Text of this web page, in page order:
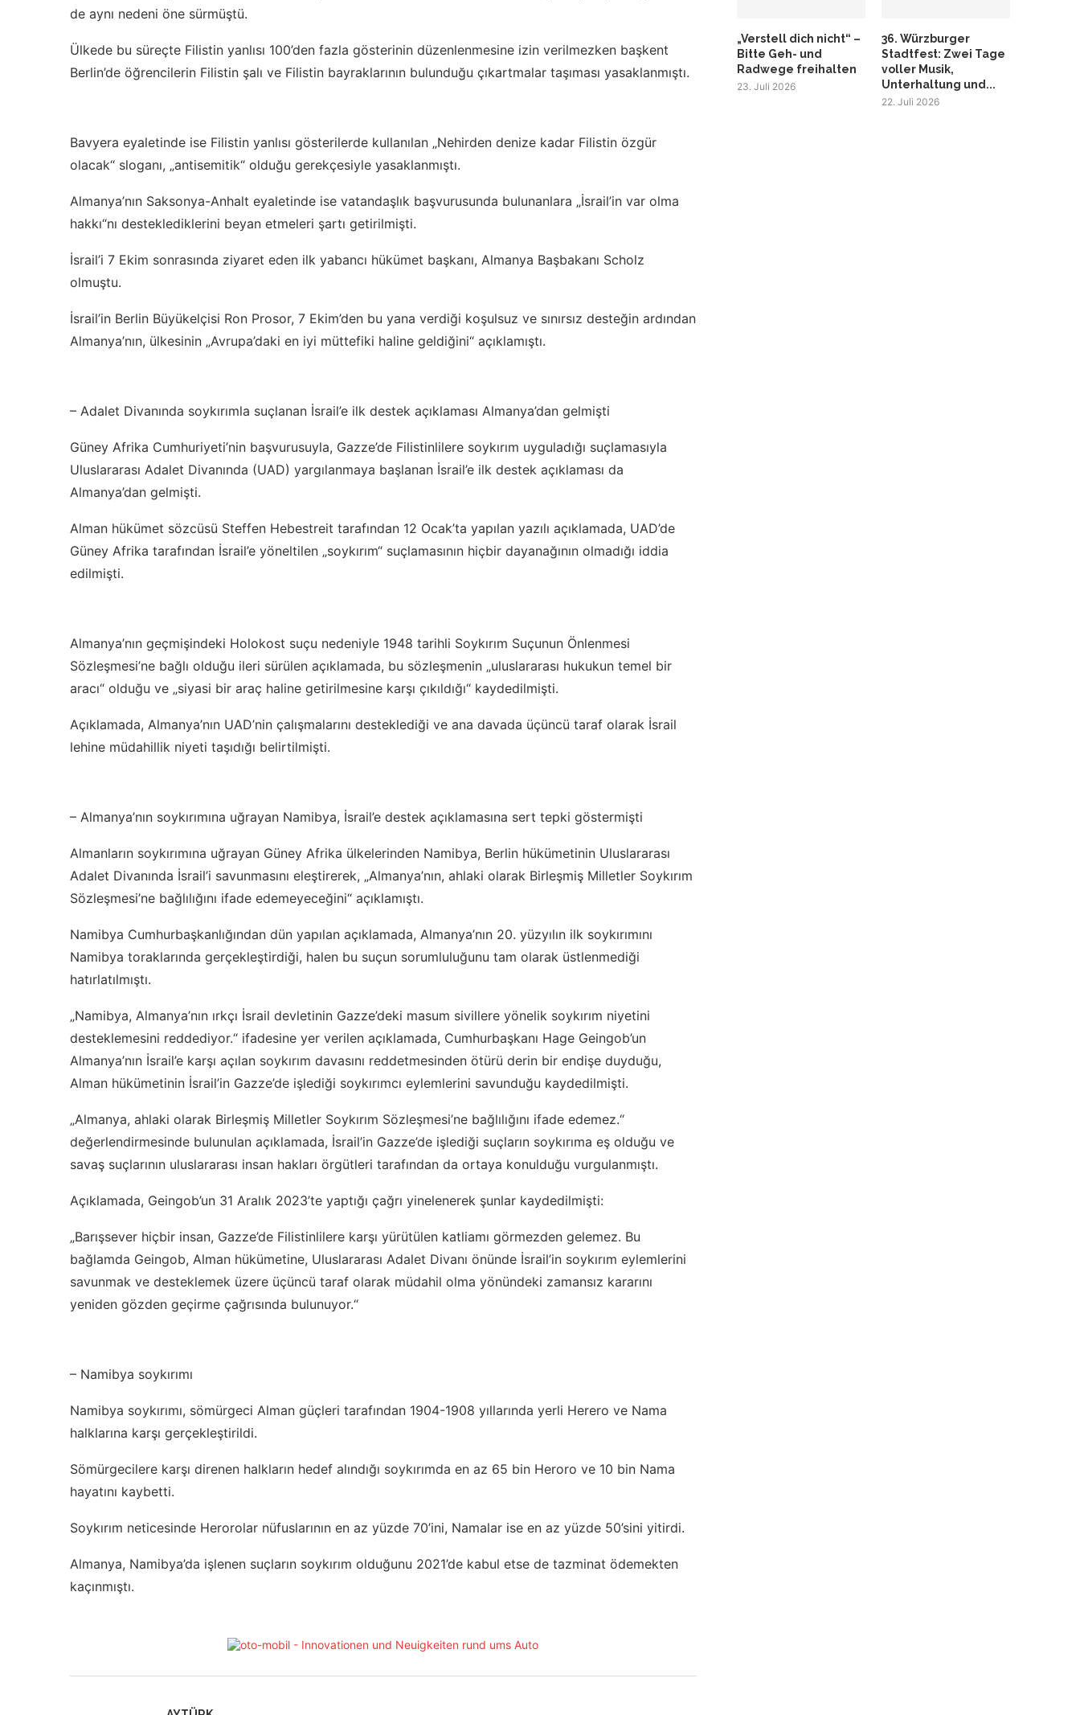
de aynı nedeni öne sürmüştü.
Ülkede bu süreçte Filistin yanlısı 100’den fazla gösterinin düzenlenmesine izin verilmezken başkent
Berlin’de öğrencilerin Filistin şalı ve Filistin bayraklarının bulunduğu çıkartmalar taşıması yasaklanmıştı.
Bavyera eyaletinde ise Filistin yanlısı gösterilerde kullanılan „Nehirden denize kadar Filistin özgür
olacak“ sloganı, „antisemitik“ olduğu gerekçesiyle yasaklanmıştı.
Almanya’nın Saksonya-Anhalt eyaletinde ise vatandaşlık başvurusunda bulunanlara „İsrail’in var olma
hakkı“nı desteklediklerini beyan etmeleri şartı getirilmişti.
İsrail’i 7 Ekim sonrasında ziyaret eden ilk yabancı hükümet başkanı, Almanya Başbakanı Scholz
olmuştu.
İsrail’in Berlin Büyükelçisi Ron Prosor, 7 Ekim’den bu yana verdiği koşulsuz ve sınırsız desteğin ardından
Almanya’nın, ülkesinin „Avrupa’daki en iyi müttefiki haline geldiğini“ açıklamıştı.
– Adalet Divanında soykırımla suçlanan İsrail’e ilk destek açıklaması Almanya’dan gelmişti
Güney Afrika Cumhuriyeti’nin başvurusuyla, Gazze’de Filistinlilere soykırım uyguladığı suçlamasıyla
Uluslararası Adalet Divanında (UAD) yargılanmaya başlanan İsrail’e ilk destek açıklaması da
Almanya’dan gelmişti.
Alman hükümet sözcüsü Steffen Hebestreit tarafından 12 Ocak’ta yapılan yazılı açıklamada, UAD’de
Güney Afrika tarafından İsrail’e yöneltilen „soykırım“ suçlamasının hiçbir dayanağının olmadığı iddia
edilmişti.
Almanya’nın geçmişindeki Holokost suçu nedeniyle 1948 tarihli Soykırım Suçunun Önlenmesi
Sözleşmesi’ne bağlı olduğu ileri sürülen açıklamada, bu sözleşmenin „uluslararası hukukun temel bir
aracı“ olduğu ve „siyasi bir araç haline getirilmesine karşı çıkıldığı“ kaydedilmişti.
Açıklamada, Almanya’nın UAD’nin çalışmalarını desteklediği ve ana davada üçüncü taraf olarak İsrail
lehine müdahillik niyeti taşıdığı belirtilmişti.
– Almanya’nın soykırımına uğrayan Namibya, İsrail’e destek açıklamasına sert tepki göstermişti
Almanların soykırımına uğrayan Güney Afrika ülkelerinden Namibya, Berlin hükümetinin Uluslararası
Adalet Divanında İsrail’i savunmasını eleştirerek, „Almanya’nın, ahlaki olarak Birleşmiş Milletler Soykırım
Sözleşmesi’ne bağlılığını ifade edemeyeceğini“ açıklamıştı.
Namibya Cumhurbaşkanlığından dün yapılan açıklamada, Almanya’nın 20. yüzyılın ilk soykırımını
Namibya toraklarında gerçekleştirdiği, halen bu suçun sorumluluğunu tam olarak üstlenmediği
hatırlatılmıştı.
„Namibya, Almanya’nın ırkçı İsrail devletinin Gazze’deki masum sivillere yönelik soykırım niyetini
desteklemesini reddediyor.“ ifadesine yer verilen açıklamada, Cumhurbaşkanı Hage Geingob’un
Almanya’nın İsrail’e karşı açılan soykırım davasını reddetmesinden ötürü derin bir endişe duyduğu,
Alman hükümetinin İsrail’in Gazze’de işlediği soykırımcı eylemlerini savunduğu kaydedilmişti.
„Almanya, ahlaki olarak Birleşmiş Milletler Soykırım Sözleşmesi’ne bağlılığını ifade edemez.“
değerlendirmesinde bulunulan açıklamada, İsrail’in Gazze’de işlediği suçların soykırıma eş olduğu ve
savaş suçlarının uluslararası insan hakları örgütleri tarafından da ortaya konulduğu vurgulanmıştı.
Açıklamada, Geingob’un 31 Aralık 2023’te yaptığı çağrı yinelenerek şunlar kaydedilmişti:
„Barışsever hiçbir insan, Gazze’de Filistinlilere karşı yürütülen katliamı görmezden gelemez. Bu
bağlamda Geingob, Alman hükümetine, Uluslararası Adalet Divanı önünde İsrail’in soykırım eylemlerini
savunmak ve desteklemek üzere üçüncü taraf olarak müdahil olma yönündeki zamansız kararını
yeniden gözden geçirme çağrısında bulunuyor.“
– Namibya soykırımı
Namibya soykırımı, sömürgeci Alman güçleri tarafından 1904-1908 yıllarında yerli Herero ve Nama
halklarına karşı gerçekleştirildi.
Sömürgecilere karşı direnen halkların hedef alındığı soykırımda en az 65 bin Heroro ve 10 bin Nama
hayatını kaybetti.
Soykırım neticesinde Herorolar nüfuslarının en az yüzde 70’ini, Namalar ise en az yüzde 50’sini yitirdi.
Almanya, Namibya’da işlenen suçların soykırım olduğunu 2021’de kabul etse de tazminat ödemekten
kaçınmıştı.
„Verstell dich nicht“ –
Bitte Geh- und
Radwege freihalten
23. Juli 2026
36. Würzburger
Stadtfest: Zwei Tage
voller Musik,
Unterhaltung und...
22. Juli 2026